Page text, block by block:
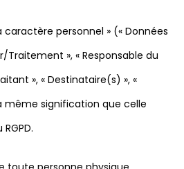
caractère personnel » (« Données
Traitement », « Responsable du
», « Destinataire(s) », «
même signification que celle